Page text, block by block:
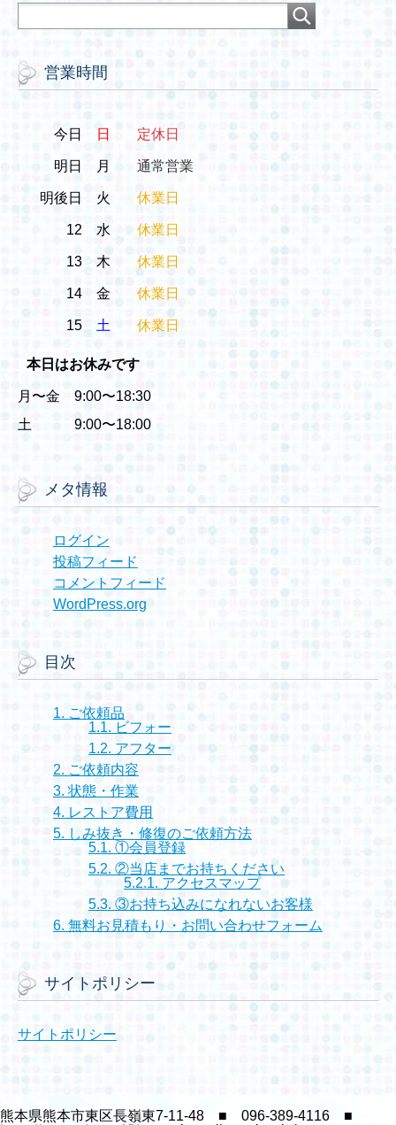
営業時間
今日 日 定休日
明日 月 通常営業
明後日 火 休業日
12 水 休業日
13 木 休業日
14 金 休業日
15 土 休業日
本日はお休みです
月〜金 9:00〜18:30
土 9:00〜18:00
メタ情報
ログイン
投稿フィード
コメントフィード
WordPress.org
目次
1. ご依頼品
1.1. ビフォー
1.2. アフター
2. ご依頼内容
3. 状態・作業
4. レストア費用
5. しみ抜き・修復のご依頼方法
5.1. ①会員登録
5.2. ②当店までお持ちください
5.2.1. アクセスマップ
5.3. ③お持ち込みになれないお客様
6. 無料お見積もり・お問い合わせフォーム
サイトポリシー
サイトポリシー
熊本県熊本市東区長嶺東7-11-48 ■ 096-389-4116 ■